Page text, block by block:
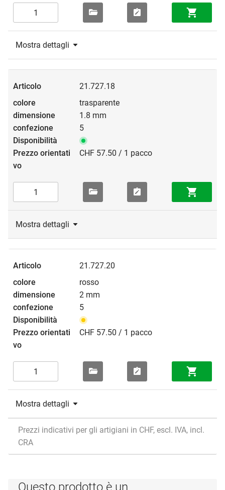
Mostra dettagli
21.727.18
trasparente
1.8 mm
5
CHF 57.50 / 1 pacco
Mostra dettagli
21.727.20
rosso
2 mm
5
CHF 57.50 / 1 pacco
Mostra dettagli
Prezzi indicativi per gli artigiani in CHF, escl. IVA, incl.
CRA
Questo prodotto è un